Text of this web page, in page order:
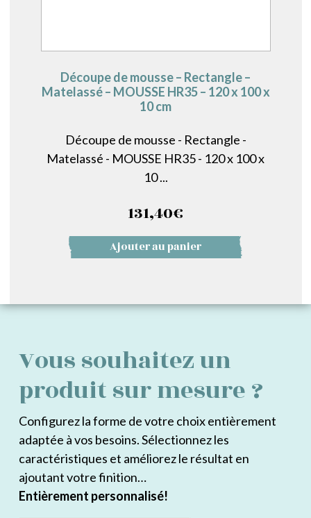
Découpe de mousse – Rectangle –
Matelassé – MOUSSE HR35 – 120 x 100 x
10 cm
Découpe de mousse - Rectangle -
Matelassé - MOUSSE HR35 - 120 x 100 x
10 ...
131,40€
Ajouter au panier
Vous souhaitez un
produit sur mesure ?
Configurez la forme de votre choix entièrement
adaptée à vos besoins. Sélectionnez les
caractéristiques et améliorez le résultat en
ajoutant votre finition…
Entièrement personnalisé!